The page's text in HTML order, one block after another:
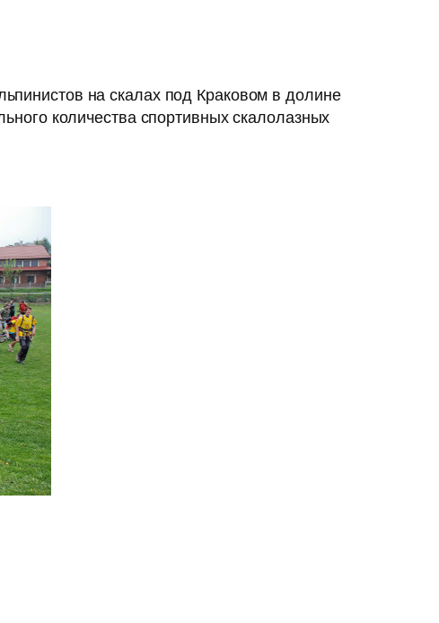
на скалах под Краковом в долине
количества спортивных скалолазных